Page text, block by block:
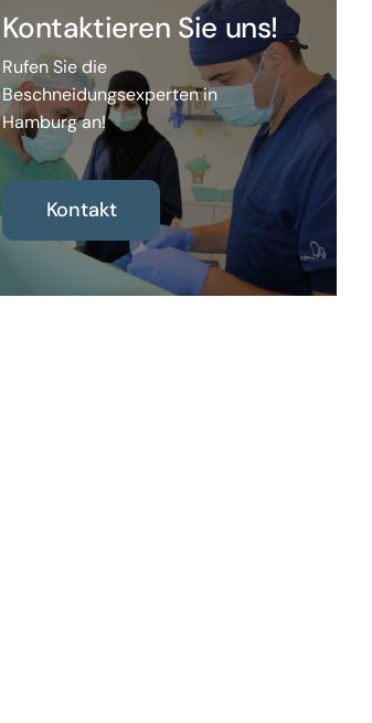
Kontaktieren Sie uns!
Rufen Sie die
Beschneidungsexperten in
Hamburg an!
Kontakt